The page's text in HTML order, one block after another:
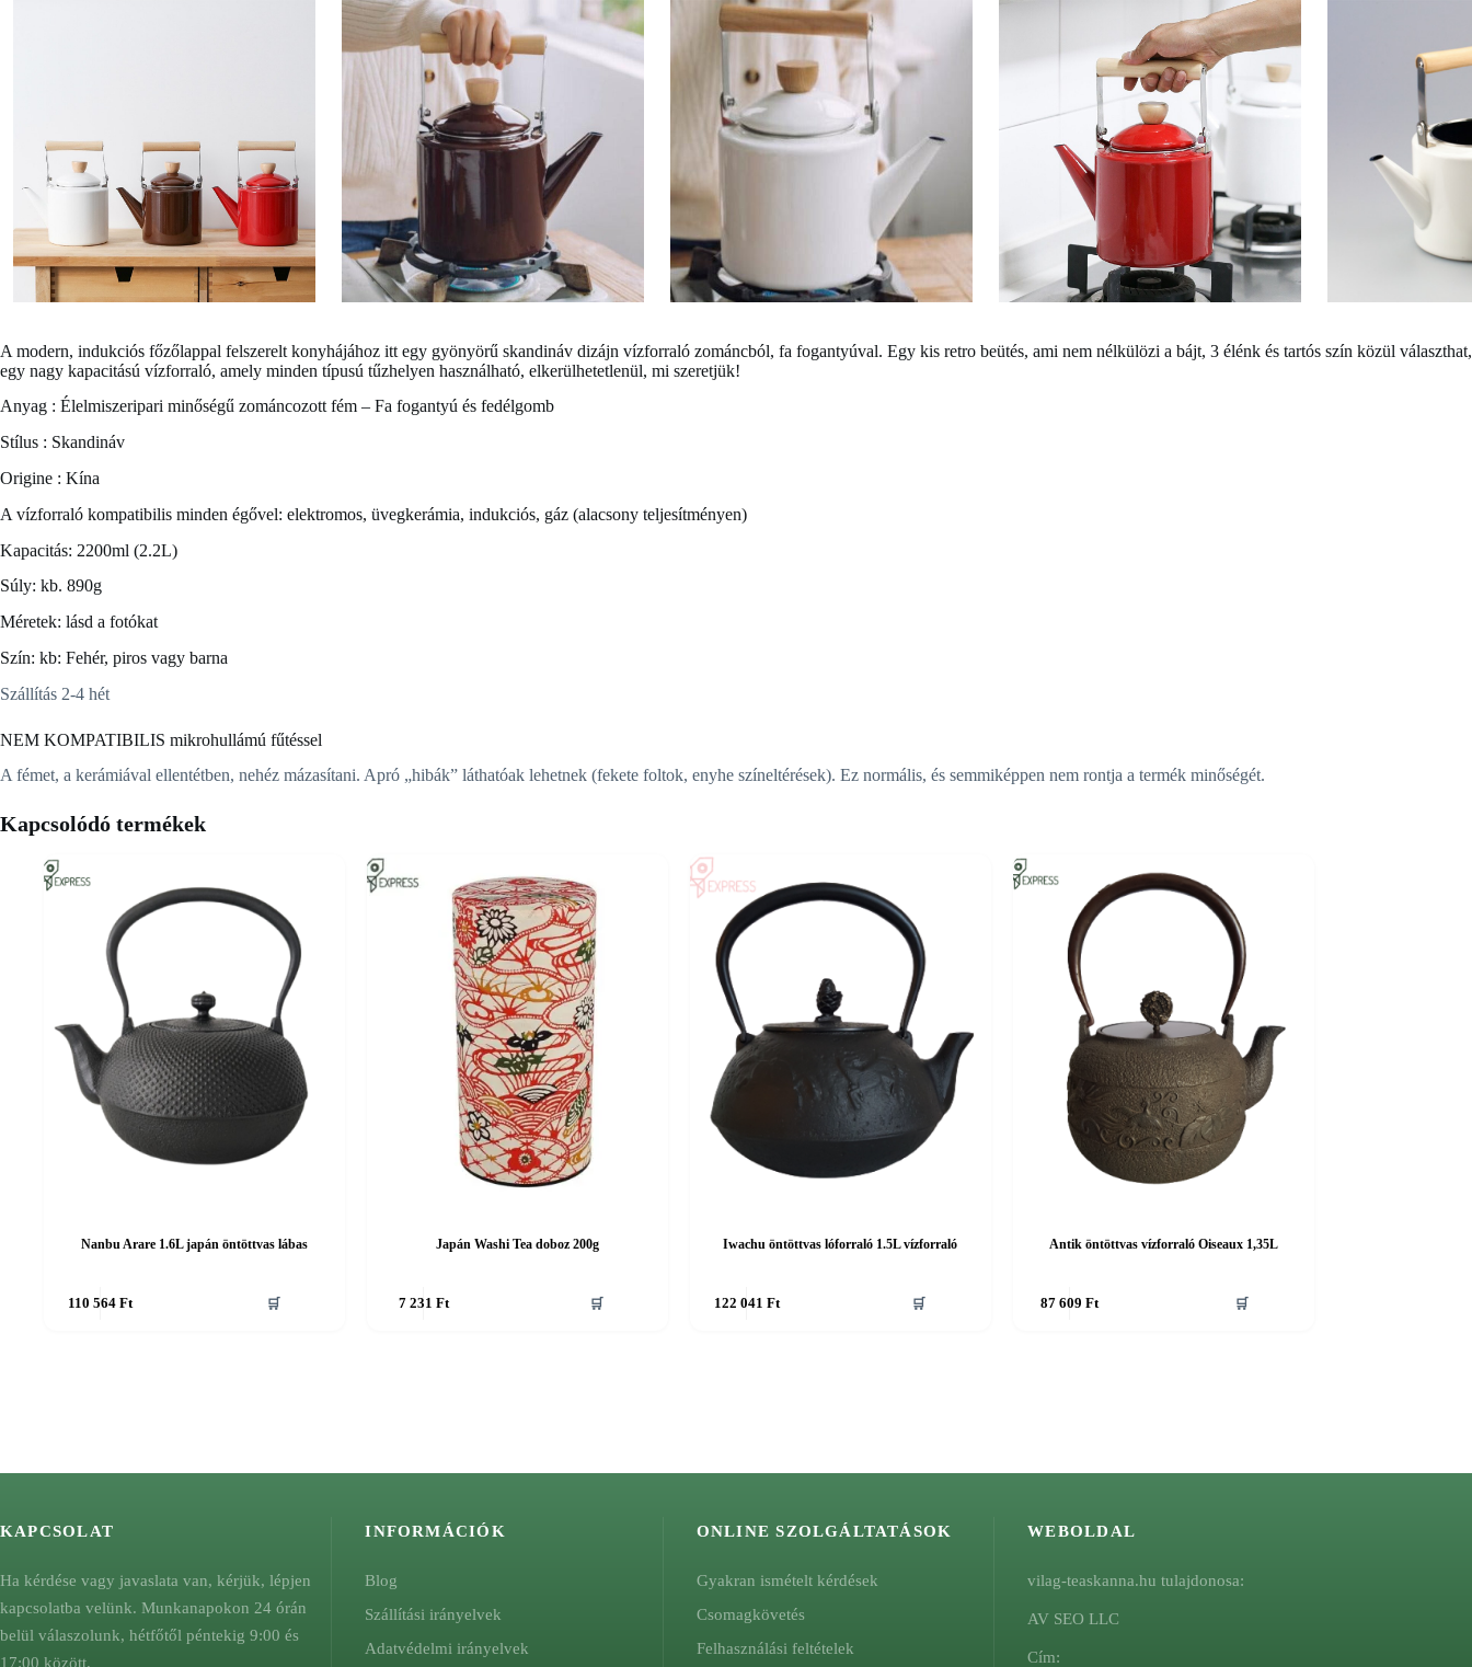
A modern, indukciós főzőlappal felszerelt konyhájához itt egy gyönyörű skandináv dizájn vízforraló zománcból, fa fogantyúval. Egy kis retro beütés, ami nem nélkülözi a bájt, 3 élénk és tartós szín közül választhat,
egy nagy kapacitású vízforraló, amely minden típusú tűzhelyen használható, elkerülhetetlenül, mi szeretjük!
Anyag : Élelmiszeripari minőségű zománcozott fém – Fa fogantyú és fedélgomb
Stílus : Skandináv
Origine : Kína
A vízforraló kompatibilis minden égővel: elektromos, üvegkerámia, indukciós, gáz (alacsony teljesítményen)
Kapacitás: 2200ml (2.2L)
Súly: kb. 890g
Méretek: lásd a fotókat
Szín: kb: Fehér, piros vagy barna
Szállítás 2-4 hét
NEM KOMPATIBILIS mikrohullámú fűtéssel
A fémet, a kerámiával ellentétben, nehéz mázasítani. Apró „hibák” láthatóak lehetnek (fekete foltok, enyhe színeltérések). Ez normális, és semmiképpen nem rontja a termék minőségét.
Kapcsolódó termékek
Nanbu Arare 1.6L japán öntöttvas lábas
110 564Ft 🛒
Japán Washi Tea doboz 200g
7 231 Ft 🛒
Iwachu öntöttvas lóforraló 1.5L vízforraló
122 041 Ft 🛒
Antik öntöttvas vízforraló Oiseaux 1,35L
87 609 Ft 🛒
KAPCSOLAT
Ha kérdése vagy javaslata van, kérjük, lépjen
kapcsolatba velünk. Munkanapokon 24 órán
belül válaszolunk, hétfőtől péntekig 9:00 és
17:00 között.
INFORMÁCIÓK
Blog
Szállítási irányelvek
Adatvédelmi irányelvek
ONLINE SZOLGÁLTATÁSOK
Gyakran ismételt kérdések
Csomagkövetés
Felhasználási feltételek
WEBOLDAL
vilag-teaskanna.hu tulajdonosa:
AV SEO LLC
Cím: